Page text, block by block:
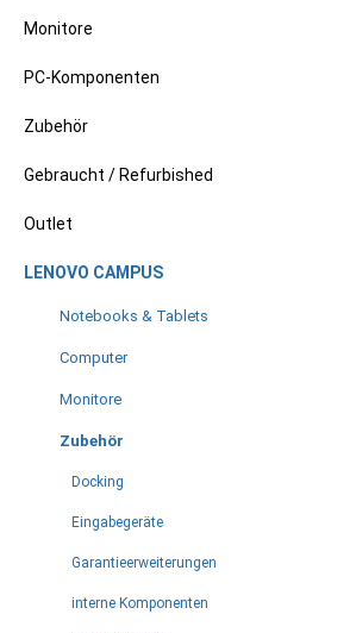
Monitore
PC-Komponenten
Zubehör
Gebraucht / Refurbished
Outlet
LENOVO CAMPUS
Notebooks & Tablets
Computer
Monitore
Zubehör
Docking
Eingabegeräte
Garantieerweiterungen
interne Komponenten